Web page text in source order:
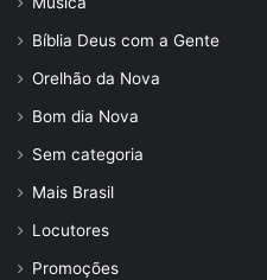
Bíblia Deus com a Gente
Orelhão da Nova
Bom dia Nova
Sem categoria
Mais Brasil
Locutores
Promoções